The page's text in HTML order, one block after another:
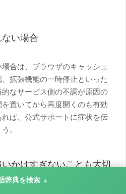
い場合
合は、ブラウザのキャッシュ
拡張機能の一時停止といった
なサービス側の不調が原因の
置いてから再度開くのも有効
ば、公式サポートに症状を伝
。
かけすぎないことも大切
辞典を検索 ▲